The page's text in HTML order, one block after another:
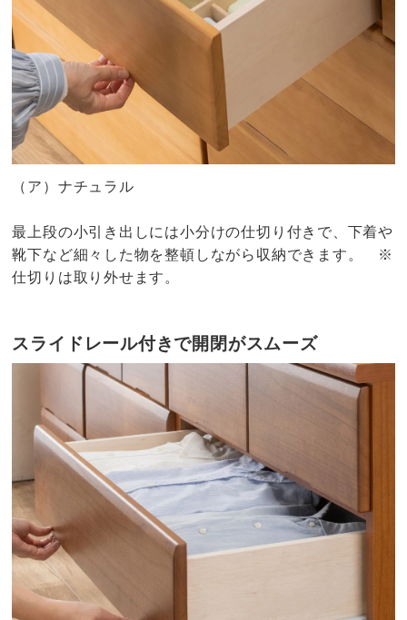
（ア）ナチュラル
最上段の小引き出しには小分けの仕切り付きで、下着や
靴下など細々した物を整頓しながら収納できます。 ※
仕切りは取り外せます。
スライドレール付きで開閉がスムーズ